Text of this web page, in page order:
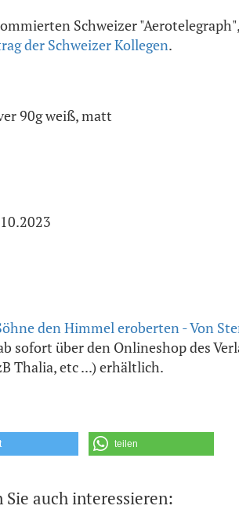
Schweizer
der Schweizer Kollegen.
90g weiß, matt
den Himmel eroberten - Von
sofort über den Onlineshop des
Thalia, etc ...) erhältlich.
teilen
auch interessieren: